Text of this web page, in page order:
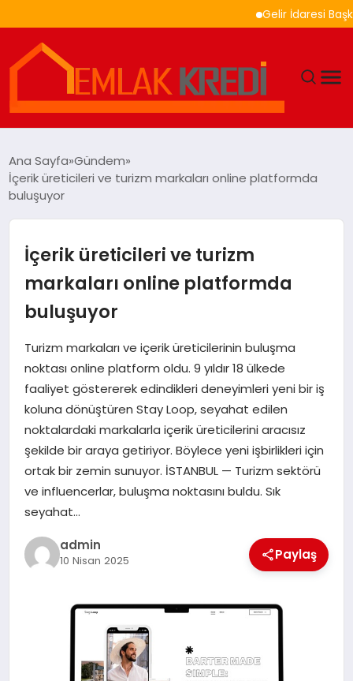
Gelir İdaresi
EKONOMI
EĞITIM
MAGAZIN
SAĞLIK
SIYASET
SPOR
TEKNOLOJI
YAŞAM
Ana Sayfa Gündem
İçerik üreticileri ve turizm markaları online platformda
buluşuyor
İçerik üreticileri ve turizm
markaları online platformda
buluşuyor
Turizm markaları ve içerik üreticilerinin buluşma
noktası online platform oldu. 9 yıldır 18 ülkede
faaliyet göstererek edindikleri deneyimleri yeni bir iş
koluna dönüştüren Stay Loop, seyahat edilen
noktalardaki markalarla içerik üreticilerini aracısız
şekilde bir araya getiriyor. Böylece yeni işbirlikleri için
ortak bir zemin sunuyor. İSTANBUL — Turizm sektörü
ve influencerlar, buluşma noktasını buldu. Sık
seyahat…
admin
10 Nisan 2025 Paylaş